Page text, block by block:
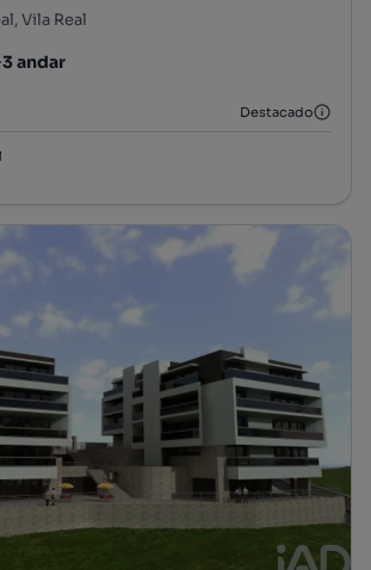
Vila Real
quadrado
3 andar
Destacado